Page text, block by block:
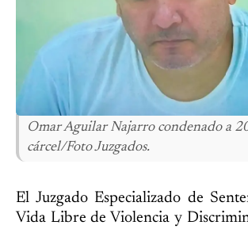
Omar Aguilar Najarro condenado a
cárcel/Foto Juzgados.
El Juzgado Especializado de
Vida Libre de Violencia y